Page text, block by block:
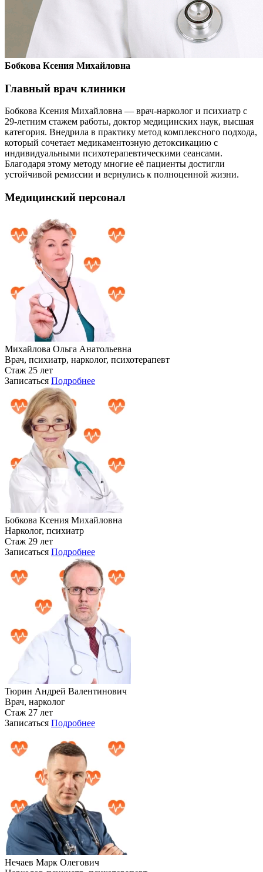
Бобкова Ксения Михайловна
Главный врач клиники
Бобкова Ксения Михайловна — врач-нарколог и психиатр с
29-летним стажем работы, доктор медицинских наук, высшая
категория. Внедрила в практику метод комплексного подхода,
который сочетает медикаментозную детоксикацию с
индивидуальными психотерапевтическими сеансами.
Благодаря этому методу многие её пациенты достигли
устойчивой ремиссии и вернулись к полноценной жизни.
Медицинский персонал
Михайлова Ольга Анатольевна
Врач, психиатр, нарколог, психотерапевт
Стаж 25 лет
Записаться Подробнее
Бобкова Ксения Михайловна
Нарколог, психиатр
Стаж 29 лет
Записаться Подробнее
Тюрин Андрей Валентинович
Врач, нарколог
Стаж 27 лет
Записаться Подробнее
Нечаев Марк Олегович